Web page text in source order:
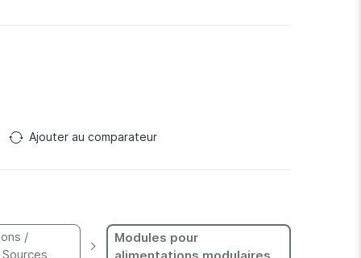
Ajouter au comparateur
/
Modules pour